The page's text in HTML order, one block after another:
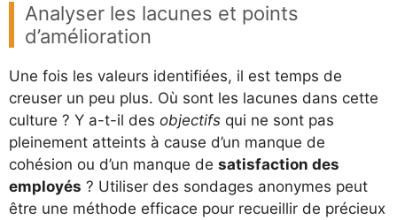
Analyser les lacunes et points
d’amélioration
Une fois les valeurs identifiées, il est temps de
creuser un peu plus. Où sont les lacunes dans cette
culture ? Y a-t-il des objectifs qui ne sont pas
pleinement atteints à cause d’un manque de
cohésion ou d’un manque de satisfaction des
employés ? Utiliser des sondages anonymes peut
être une méthode efficace pour recueillir de précieux